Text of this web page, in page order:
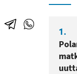
Jaa
Telegrammissa
Jaa
WhatsAppissa
1.